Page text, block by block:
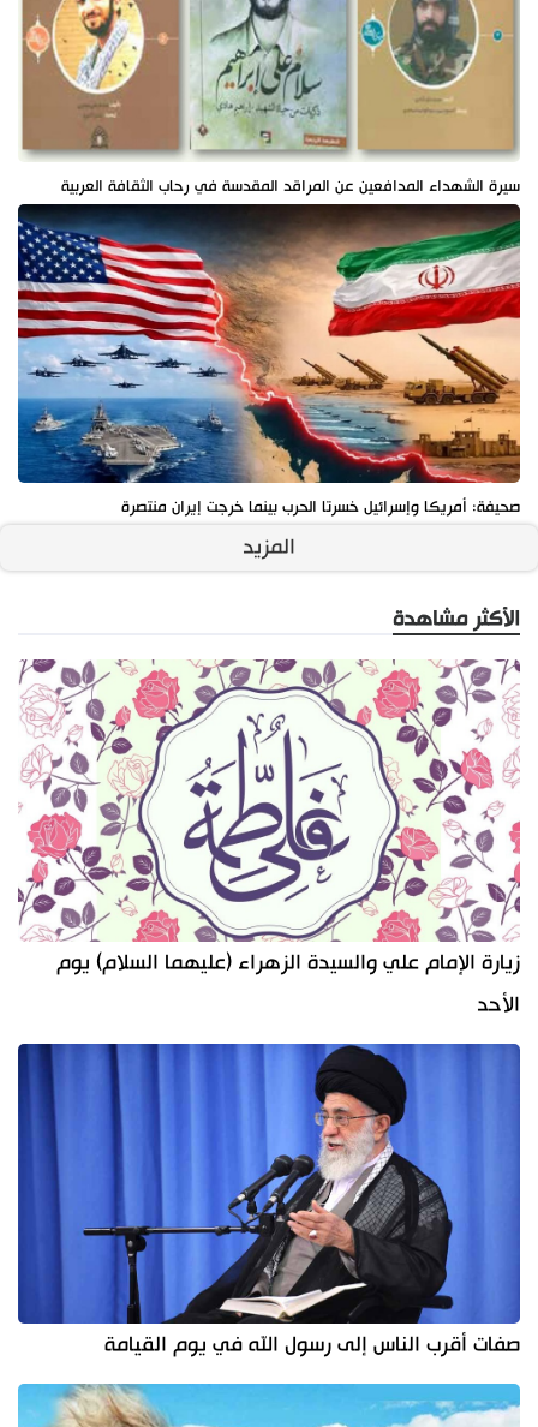
سيرة الشهداء المدافعين عن المراقد المقدسة في رحاب الثقافة العربية
صحيفة: أمريكا وإسرائيل خسرتا الحرب بينما خرجت إيران منتصرة
المزيد
الأكثر مشاهدة
زيارة الإمام علي والسيدة الزهراء (عليهما السلام) يوم
الأحد
صفات أقرب الناس إلى رسول الله في يوم القيامة